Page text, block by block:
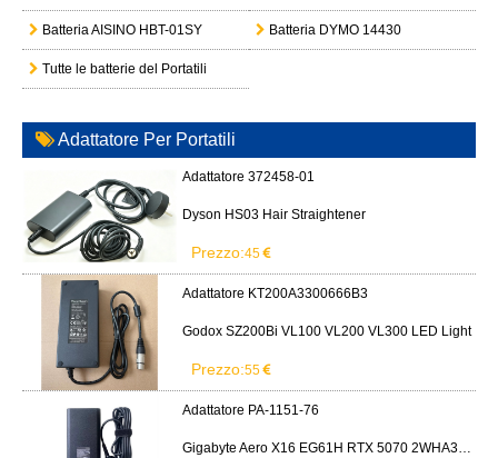
Batteria AISINO HBT-01SY Batteria DYMO 14430
Tutte le batterie del Portatili
Adattatore Per Portatili
Adattatore 372458-01
Dyson HS03 Hair Straightener
Prezzo:45
Adattatore KT200A3300666B3
Godox SZ200Bi VL100 VL200 VL300 LED Light
Prezzo:55
Adattatore PA-1151-76
Gigabyte Aero X16 EG61H RTX 5070 2WHA3USC64AH LITEON PA-1151-76 150W adapter